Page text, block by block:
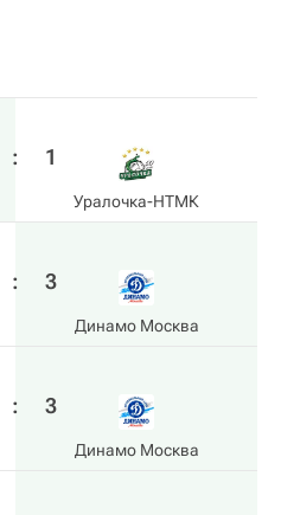
: 1
Уралочка-НТМК
: 3
Динамо Москва
: 3
Динамо Москва